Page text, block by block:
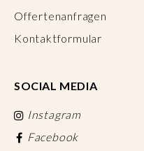
Offertenanfragen
Kontaktformular
SOCIAL MEDIA
Instagram
Facebook